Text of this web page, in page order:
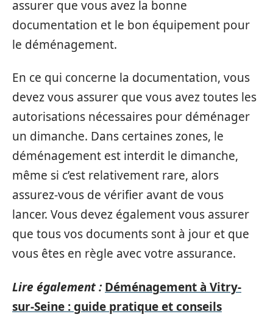
assurer que vous avez la bonne
documentation et le bon équipement pour
le déménagement.
En ce qui concerne la documentation, vous
devez vous assurer que vous avez toutes les
autorisations nécessaires pour déménager
un dimanche. Dans certaines zones, le
déménagement est interdit le dimanche,
même si c’est relativement rare, alors
assurez-vous de vérifier avant de vous
lancer. Vous devez également vous assurer
que tous vos documents sont à jour et que
vous êtes en règle avec votre assurance.
Lire également : Déménagement à Vitry-
sur-Seine : guide pratique et conseils